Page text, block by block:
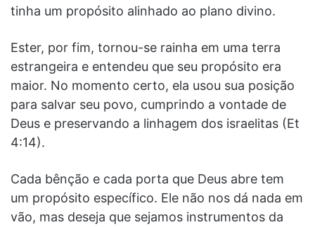
tinha um propósito alinhado ao plano divino.
Ester, por fim, tornou-se rainha em uma terra
estrangeira e entendeu que seu propósito era
maior. No momento certo, ela usou sua posição
para salvar seu povo, cumprindo a vontade de
Deus e preservando a linhagem dos israelitas (Et
4:14).
Cada bênção e cada porta que Deus abre tem
um propósito específico. Ele não nos dá nada em
vão, mas deseja que sejamos instrumentos da